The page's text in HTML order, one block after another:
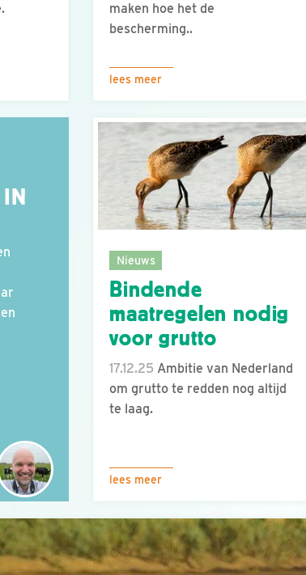
maken hoe het de
bescherming..
lees meer
IN
Nieuws
Bindende
maatregelen nodig
voor grutto
17.12.25 Ambitie van Nederland
om grutto te redden nog altijd
te laag.
lees meer